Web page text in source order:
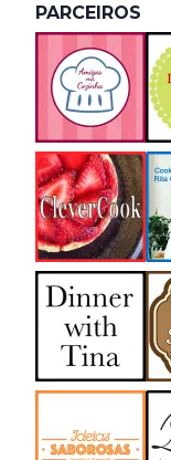
PARCEIROS